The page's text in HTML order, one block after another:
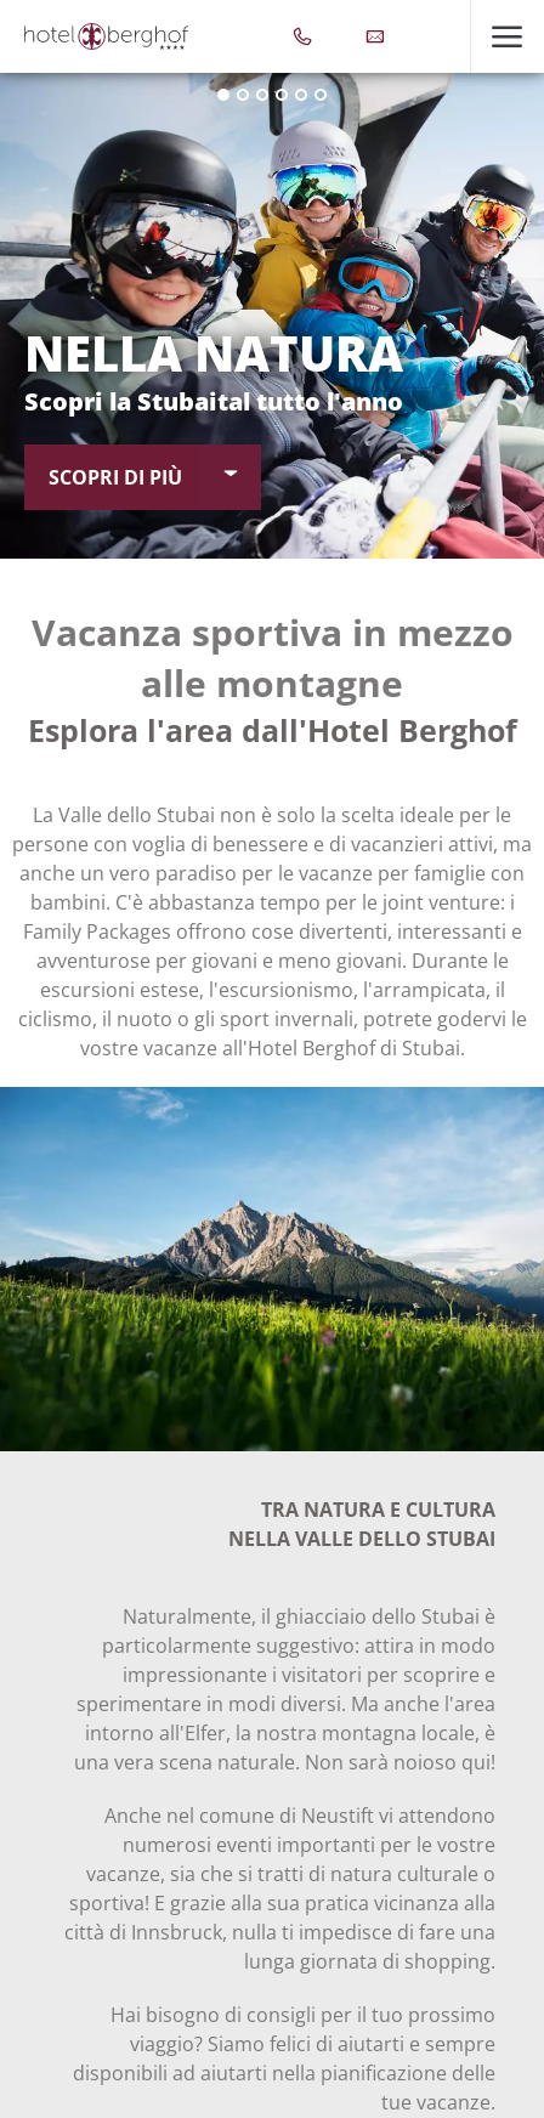
NELLA NATURA
Scopri la Stubaital tutto l'anno
SCOPRI DI PIÙ
Vacanza sportiva in mezzo
alle montagne
Esplora l'area dall'Hotel Berghof
La Valle dello Stubai non è solo la scelta ideale per le
persone con voglia di benessere e di vacanzieri attivi, ma
anche un vero paradiso per le vacanze per famiglie con
bambini. C'è abbastanza tempo per le joint venture: i
Family Packages offrono cose divertenti, interessanti e
avventurose per giovani e meno giovani. Durante le
escursioni estese, l'escursionismo, l'arrampicata, il
ciclismo, il nuoto o gli sport invernali, potrete godervi le
vostre vacanze all'Hotel Berghof di Stubai.
TRA NATURA E CULTURA
NELLA VALLE DELLO STUBAI
Naturalmente, il ghiacciaio dello Stubai è
particolarmente suggestivo: attira in modo
impressionante i visitatori per scoprire e
sperimentare in modi diversi. Ma anche l'area
intorno all'Elfer, la nostra montagna locale, è
una vera scena naturale. Non sarà noioso qui!
Anche nel comune di Neustift vi attendono
numerosi eventi importanti per le vostre
vacanze, sia che si tratti di natura culturale o
sportiva! E grazie alla sua pratica vicinanza alla
città di Innsbruck, nulla ti impedisce di fare una
lunga giornata di shopping.
Hai bisogno di consigli per il tuo prossimo
viaggio? Siamo felici di aiutarti e sempre
disponibili ad aiutarti nella pianificazione delle
tue vacanze.